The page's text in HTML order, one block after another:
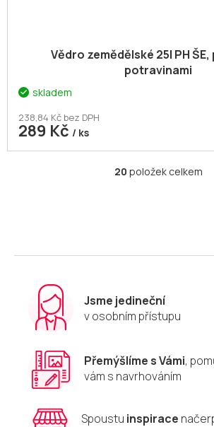
Vědro zemědělské 25l PH
potravinami
skladem
238,84 Kč bez DPH
289 Kč / ks
O
c
r
v
k
ý
p
u
20 položek celkem
Jsme jedineční
v osobním přístupu
Přemýšlíme s Vámi,
vám s navrhováním
Spoustu inspirace